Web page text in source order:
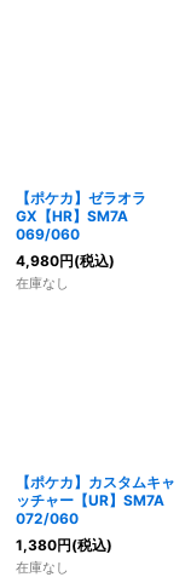
【ポケカ】ゼラオラ
GX【HR】SM7A
069/060
4,980円(税込)
在庫なし
【ポケカ】カスタムキャ
ッチャー【UR】SM7A
072/060
1,380円(税込)
在庫なし